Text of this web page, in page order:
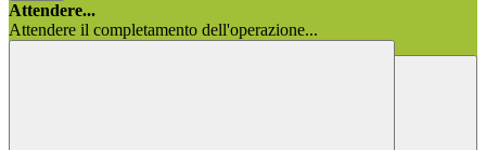
Attendere...
Attendere il completamento dell'operazione...